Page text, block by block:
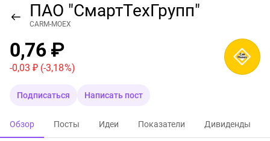
ПАО "СмартТехГрупп"
CARM-MOEX
0,76 ₽
-0,03 ₽ (-3,18 %)
Подписаться Написать пост
Обзор Посты Идеи Показатели Дивиденды